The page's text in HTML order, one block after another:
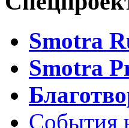
Smotra
Smotra
События